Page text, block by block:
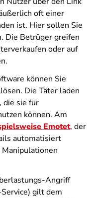
oft einer
ist. Hier sollen Sie
Die Betrüger greifen
oder auf
können Sie
Die Täter laden
die sie für
können. Am
Emotet, der
automatisiert
Angriff
gilt dem